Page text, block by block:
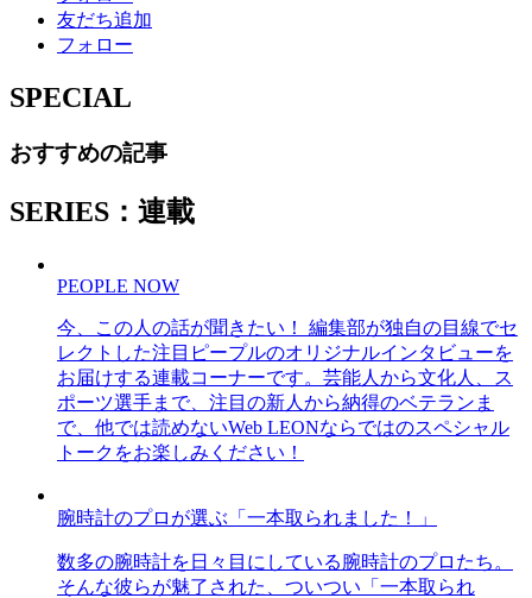
友だち追加
フォロー
SPECIAL
おすすめの記事
SERIES：連載
PEOPLE NOW
今、この人の話が聞きたい！ 編集部が独自の目線でセ
レクトした注目ピープルのオリジナルインタビューを
お届けする連載コーナーです。芸能人から文化人、ス
ポーツ選手まで、注目の新人から納得のベテランま
で、他では読めないWeb LEONならではのスペシャル
トークをお楽しみください！
腕時計のプロが選ぶ「一本取られました！」
数多の腕時計を日々目にしている腕時計のプロたち。
そんな彼らが魅了された、ついつい「一本取られ